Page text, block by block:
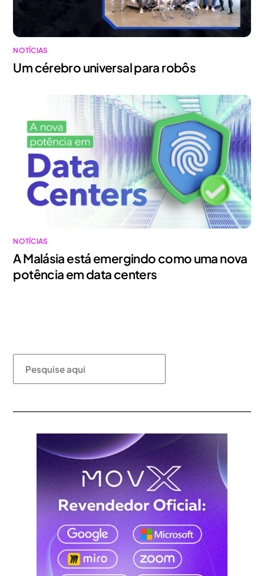
NOTÍCIAS
Um cérebro universal para robôs
NOTÍCIAS
A Malásia está emergindo como uma nova
potência em data centers